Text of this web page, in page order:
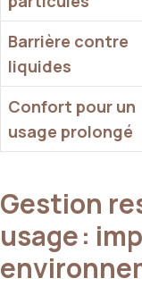
Barrière contre
liquides
Confort pour un
usage prolongé
Gestion
usage :